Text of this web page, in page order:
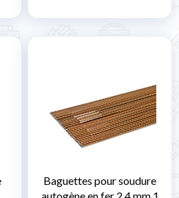
Baguettes pour soudure